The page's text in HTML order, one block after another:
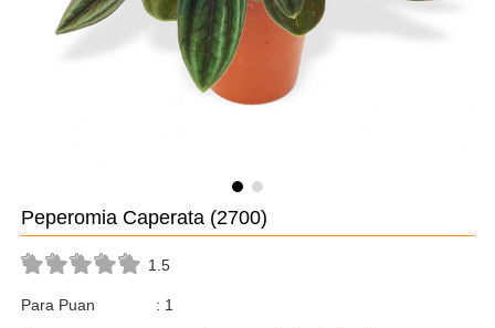
Peperomia Caperata (2700)
1.5
Para Puan : 1